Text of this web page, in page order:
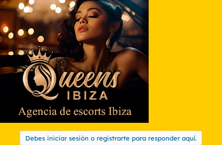
Debes iniciar sesión o registrarte para responder aquí.